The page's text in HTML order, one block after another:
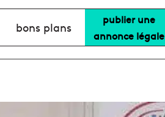
bons plans
publier une
annonce légale